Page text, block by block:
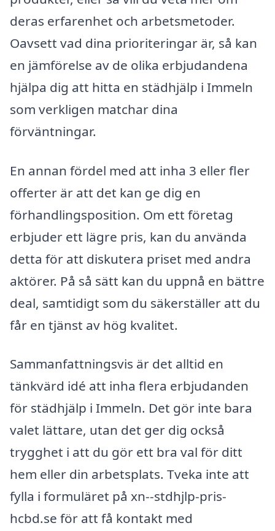
deras erfarenhet och arbetsmetoder.
Oavsett vad dina prioriteringar är, så kan
en jämförelse av de olika erbjudandena
hjälpa dig att hitta en städhjälp i Immeln
som verkligen matchar dina
förväntningar.
En annan fördel med att inha 3 eller fler
offerter är att det kan ge dig en
förhandlingsposition. Om ett företag
erbjuder ett lägre pris, kan du använda
detta för att diskutera priset med andra
aktörer. På så sätt kan du uppnå en bättre
deal, samtidigt som du säkerställer att du
får en tjänst av hög kvalitet.
Sammanfattningsvis är det alltid en
tänkvärd idé att inha flera erbjudanden
för städhjälp i Immeln. Det gör inte bara
valet lättare, utan det ger dig också
trygghet i att du gör ett bra val för ditt
hem eller din arbetsplats. Tveka inte att
fylla i formuläret på xn--stdhjlp-pris-
hcbd.se för att få kontakt med